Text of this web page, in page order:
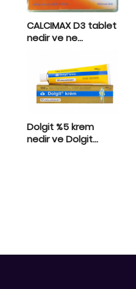
CALCIMAX D3 tablet
nedir ve ne...
Dolgit %5 krem
nedir ve Dolgit...